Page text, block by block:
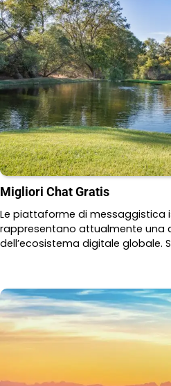
Migliori Chat Gratis
Le piattaforme di messaggistica
rappresentano attualmente una
dell’ecosistema digitale globale.